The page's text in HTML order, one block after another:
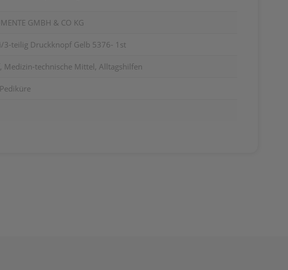
GMBH & CO KG
3-teilig Druckknopf Gelb 5376- 1st
Medizin-technische Mittel, Alltagshilfen